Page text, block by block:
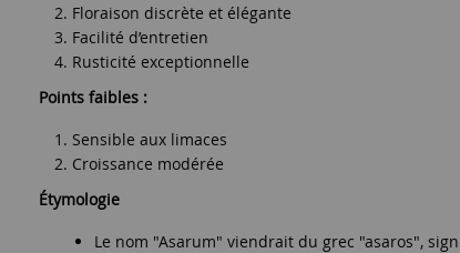
Floraison discrète et élégante
Facilité d’entretien
Rusticité exceptionnelle
Points faibles :
Sensible aux limaces
Croissance modérée
Étymologie
Le nom "Asarum" viendrait du grec "asaros",